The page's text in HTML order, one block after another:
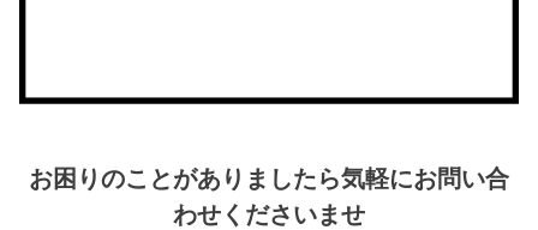
お困りのことがありましたら気軽にお問い合
わせくださいませ